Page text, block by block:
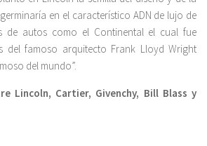
en el característico ADN de lujo de
de autos como el Continental el cual fue
del famoso arquitecto Frank Lloyd Wright
del mundo”.
Lincoln, Cartier, Givenchy, Bill Blass y